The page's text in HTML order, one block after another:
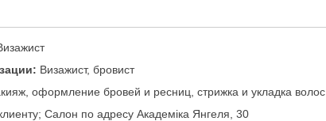
Визажист, бровист
оформление бровей и ресниц, стрижка и укладка волос
Салон по адресу Академіка Янгеля, 30